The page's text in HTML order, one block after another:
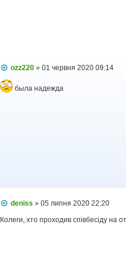
П
в
і
ozz220 »01 червня 2020 09:14
была надежда
П
в
deniss »05 липня 2020 22:20
Колеги, хто проходив співбесіду на